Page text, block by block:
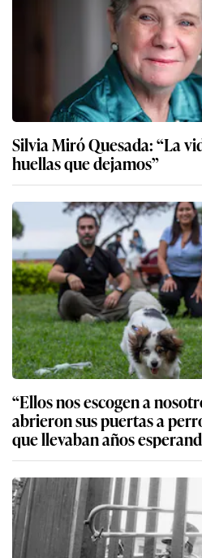
Silvia Miró Quesada: “La
huellas que dejamos”
“Ellos nos escogen a
abrieron sus puertas a
que llevaban años